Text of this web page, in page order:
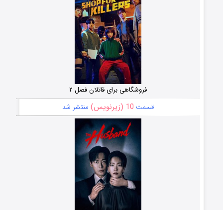
فروشگاهی برای قاتلان فصل ۲
قسمت 10 (زیرنویس) منتشر شد